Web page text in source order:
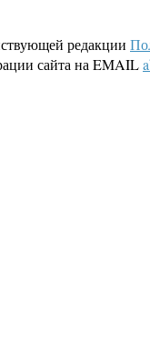
редакции
сайта на EMAIL